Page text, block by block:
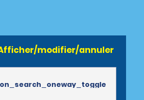
modifier/annuler